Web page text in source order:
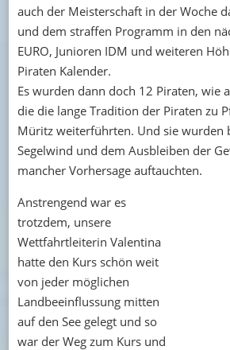
auch der Meisterschaft in der Woche
und dem straffen Programm in den
EURO, Junioren IDM und weiteren
Piraten Kalender.
Es wurden dann doch 12 Piraten, wie
die die lange Tradition der Piraten zu
Müritz weiterführten. Und sie wurden
Segelwind und dem Ausbleiben der
mancher Vorhersage auftauchten.
Anstrengend war es
trotzdem, unsere
Wettfahrtleiterin Valentina
hatte den Kurs schön weit
von jeder möglichen
Landbeeinflussung mitten
auf den See gelegt und so
war der Weg zum Kurs und